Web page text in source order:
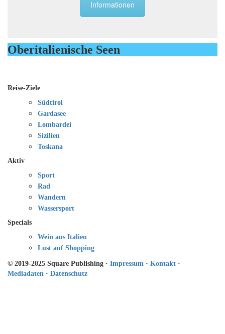
Informationen
Oberitalienische Seen
Reise-Ziele
Südtirol
Gardasee
Lombardei
Sizilien
Toskana
Aktiv
Sport
Rad
Wandern
Wassersport
Specials
Wein aus Italien
Lust auf Shopping
© 2019-2025 Square Publishing · Impressum · Kontakt ·
Mediadaten · Datenschutz